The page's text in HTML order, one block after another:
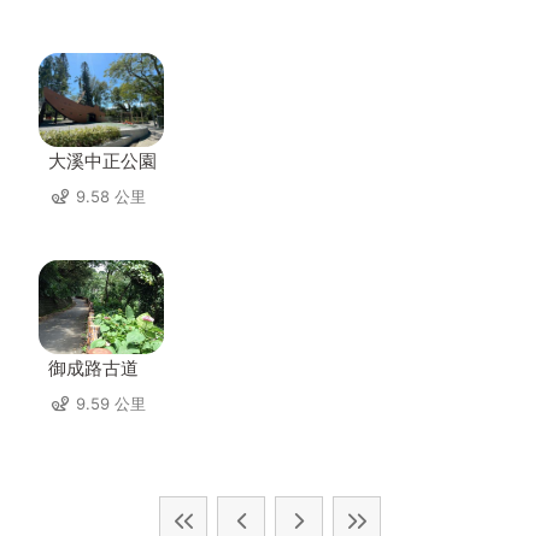
大溪中正公園
9.58 公里
御成路古道
9.59 公里